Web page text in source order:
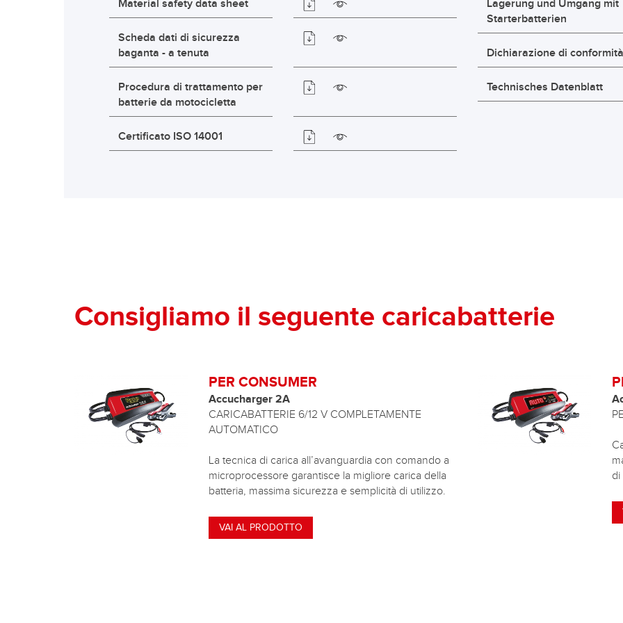
Material safety data sheet
Scheda dati di sicurezza
baganta - a tenuta
Procedura di trattamento per
batterie da motocicletta
Certificato ISO 14001
Lagerung und Umgang mit
Starterbatterien
Dichiarazione di
Technisches Datenblatt
Consigliamo il seguente caricabatterie
PER CONSUMER
Accucharger 2A
CARICABATTERIE 6/12 V COMPLETAMENTE
AUTOMATICO
La tecnica di carica all’avanguardia con comando a
microprocessore garantisce la migliore carica della
batteria, massima sicurezza e semplicità di utilizzo.
VAI AL PRODOTTO
di